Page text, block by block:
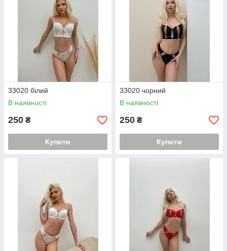
33020 білий
В наявності
250 ₴
Купити
33020 чорний
В наявності
250 ₴
Купити